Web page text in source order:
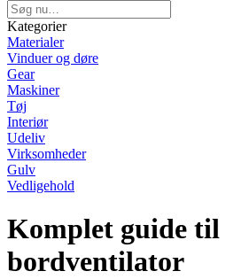
Kategorier
Materialer
Vinduer og døre
Gear
Maskiner
Tøj
Interiør
Udeliv
Virksomheder
Gulv
Vedligehold
Komplet guide til
bordventilator